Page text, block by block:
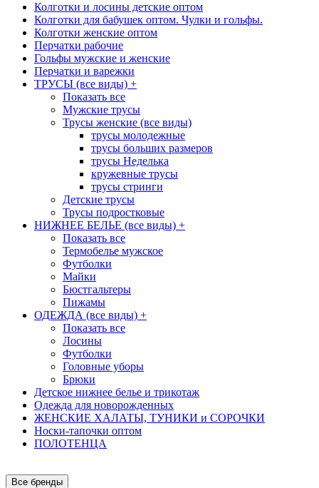
Колготки и лосины детские оптом
Колготки для бабушек оптом. Чулки и гольфы.
Колготки женские оптом
Перчатки рабочие
Гольфы мужские и женские
Перчатки и варежки
ТРУСЫ (все виды) +
Показать все
Мужские трусы
Трусы женские (все виды)
трусы молодежные
трусы больших размеров
трусы Неделька
кружевные трусы
трусы стринги
Детские трусы
Трусы подростковые
НИЖНЕЕ БЕЛЬЕ (все виды) +
Показать все
Термобелье мужское
Футболки
Майки
Бюстгальтеры
Пижамы
ОДЕЖДА (все виды) +
Показать все
Лосины
Футболки
Головные уборы
Брюки
Детское нижнее белье и трикотаж
Одежда для новорожденных
ЖЕНСКИЕ ХАЛАТЫ, ТУНИКИ и СОРОЧКИ
Носки-тапочки оптом
ПОЛОТЕНЦА
Все бренды